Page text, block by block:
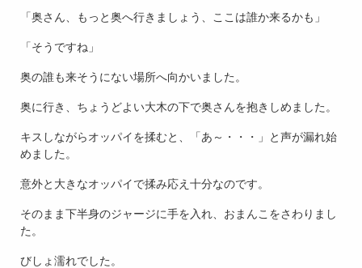
「奥さん、もっと奥へ行きましょう、ここは誰か来るかも」
「そうですね」
奥の誰も来そうにない場所へ向かいました。
奥に行き、ちょうどよい大木の下で奥さんを抱きしめました。
キスしながらオッパイを揉むと、「あ～・・・」と声が漏れ始
めました。
意外と大きなオッパイで揉み応え十分なのです。
そのまま下半身のジャージに手を入れ、おまんこをさわりまし
た。
びしょ濡れでした。